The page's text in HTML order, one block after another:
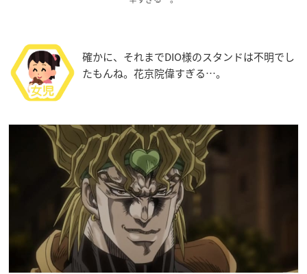
確かに、それまでDIO様のスタンドは不明でし
たもんね。花京院偉すぎる…。